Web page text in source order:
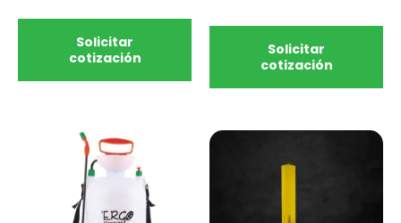
Solicitar
cotización
Solicitar
cotización